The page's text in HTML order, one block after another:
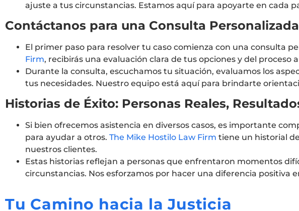
ajuste a tus circunstancias. Estamos aquí para apoyarte en cada
Contáctanos para una Consulta
El primer paso para resolver tu caso comienza con una consulta
Firm, recibirás una evaluación clara de tus opciones y del
Durante la consulta, escuchamos tu situación, evaluamos los
tus necesidades. Nuestro equipo está aquí para brindarte
Historias de Éxito: Personas Reales,
Si bien ofrecemos asistencia en diversos casos, es importante
para ayudar a otros. The Mike Hostilo Law Firm tiene un historial
nuestros clientes.
Estas historias reflejan a personas que enfrentaron momentos
circunstancias. Nos esforzamos por hacer una diferencia positiva
Tu Camino hacia la Justicia